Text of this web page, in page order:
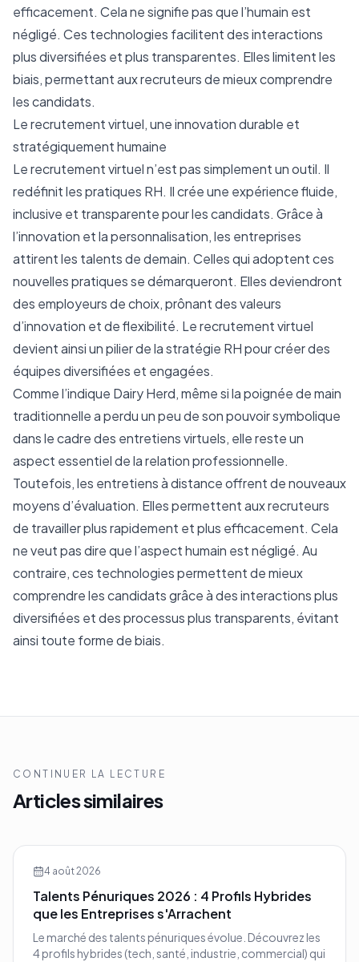
efficacement. Cela ne signifie pas que l’humain est
négligé. Ces technologies facilitent des interactions
plus diversifiées et plus transparentes. Elles limitent les
biais, permettant aux recruteurs de mieux comprendre
les candidats.
Le recrutement virtuel, une innovation durable et
stratégiquement humaine
Le recrutement virtuel n’est pas simplement un outil. Il
redéfinit les pratiques RH. Il crée une expérience fluide,
inclusive et transparente pour les candidats. Grâce à
l’innovation et la personnalisation, les entreprises
attirent les talents de demain. Celles qui adoptent ces
nouvelles pratiques se démarqueront. Elles deviendront
des employeurs de choix, prônant des valeurs
d’innovation et de flexibilité. Le recrutement virtuel
devient ainsi un pilier de la stratégie RH pour créer des
équipes diversifiées et engagées.
Comme l’indique Dairy Herd, même si la poignée de main
traditionnelle a perdu un peu de son pouvoir symbolique
dans le cadre des entretiens virtuels, elle reste un
aspect essentiel de la relation professionnelle.
Toutefois, les entretiens à distance offrent de nouveaux
moyens d’évaluation. Elles permettent aux recruteurs
de travailler plus rapidement et plus efficacement. Cela
ne veut pas dire que l’aspect humain est négligé. Au
contraire, ces technologies permettent de mieux
comprendre les candidats grâce à des interactions plus
diversifiées et des processus plus transparents, évitant
ainsi toute forme de biais.
CONTINUER LA LECTURE
Articles similaires
4 août 2026
Talents Pénuriques 2026 : 4 Profils Hybrides
que les Entreprises s'Arrachent
Le marché des talents pénuriques évolue. Découvrez les
4 profils hybrides (tech, santé, industrie, commercial) qui